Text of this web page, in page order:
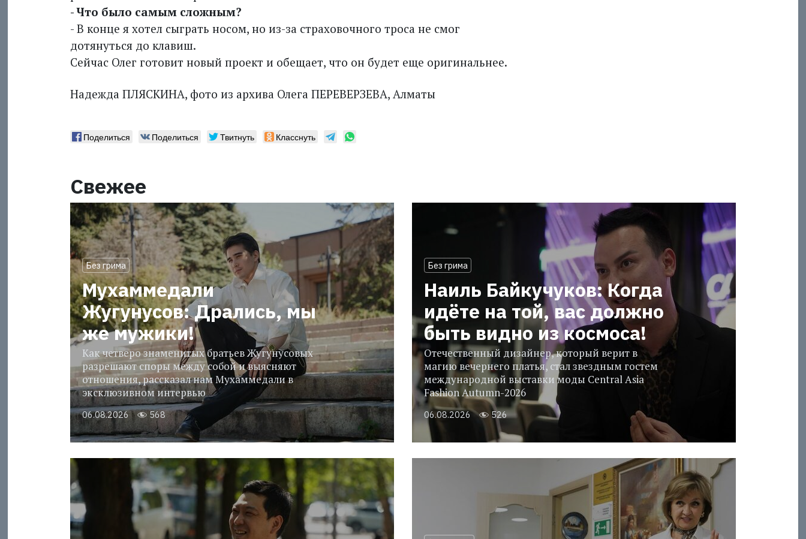
- Что было самым сложным?
- В конце я хотел сыграть носом, но из-за страховочного троса не смог
дотянуться до клавиш.
Сейчас Олег готовит новый проект и обещает, что он будет еще оригинальнее.
Надежда ПЛЯСКИНА, фото из архива Олега ПЕРЕВЕРЗЕВА, Алматы
Поделиться Поделиться Твитнуть Класснуть
Свежее
Без грима
Мухаммедали
Жугунусов: Дрались, мы
же мужики!
Как четверо знаменитых братьев Жугунусовых
разрешают споры между собой и выясняют
отношения, рассказал нам Мухаммедали в
эксклюзивном интервью
06.08.2026 568
Без грима
Наиль Байкучуков: Когда
идёте на той, вас должно
быть видно из космоса!
Отечественный дизайнер, который верит в
магию вечернего платья, стал звездным гостем
международной выставки моды Central Asia
Fashion Autumn-2026
06.08.2026 526